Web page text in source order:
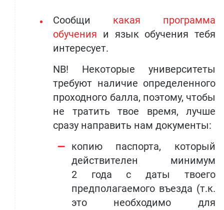
Сообщи какая программа
обучения и язык обучения тебя
интересует.
NB! Некоторые университеты
требуют наличие определенного
проходного балла, поэтому, чтобы
не тратить твое время, лучше
сразу направить нам документы:
копию паспорта, который
действителен минимум
2 года с даты твоего
предполагаемого въезда (т.к.
это необходимо для